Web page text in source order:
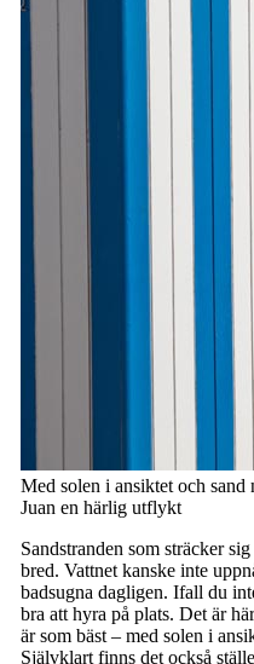
Med solen i ansiktet och sand
Juan en härlig utflykt
Sandstranden som sträcker
bred. Vattnet kanske inte
badsugna dagligen. Ifall du
bra att hyra på plats. Det är
är som bäst – med solen i
Självklart finns det också